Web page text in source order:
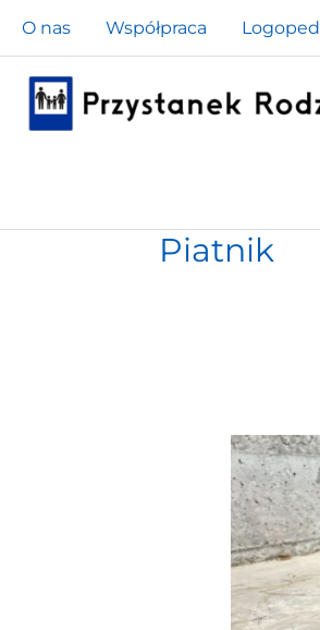
Przejdź
do
treści
O nas Współpraca
Piatnik